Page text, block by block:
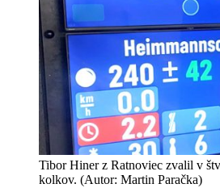
Tibor Hiner z Ratnoviec zvalil v
kolkov. (Autor: Martin Paračka)